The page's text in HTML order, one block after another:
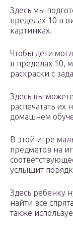
Здесь мы
пределах 10 в
картинках.
Чтобы дети
в пределах 10,
раскраски с
Здесь вы
распечатать их
домашнем
В этой игре
предметов на
услышит
Здесь ребенку
найти все
также